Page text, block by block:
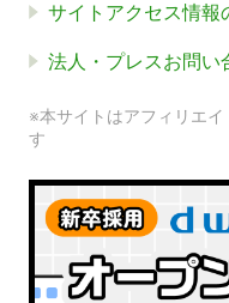
サイトアクセス情報
法人・プレスお問い
※本サイトはアフィリエ
す